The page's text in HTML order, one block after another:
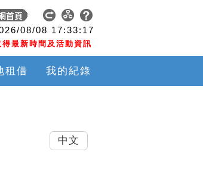
08/08 17:33:17
最新時間及活動資訊
租借 我的紀錄